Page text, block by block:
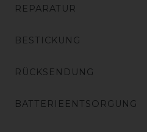
REPARATUR
BESTICKUNG
RÜCKSENDUNG
BATTERIEENTSORGUNG